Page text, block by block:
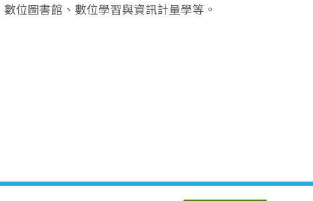
位圖書館、數位學習與資訊計量學等。